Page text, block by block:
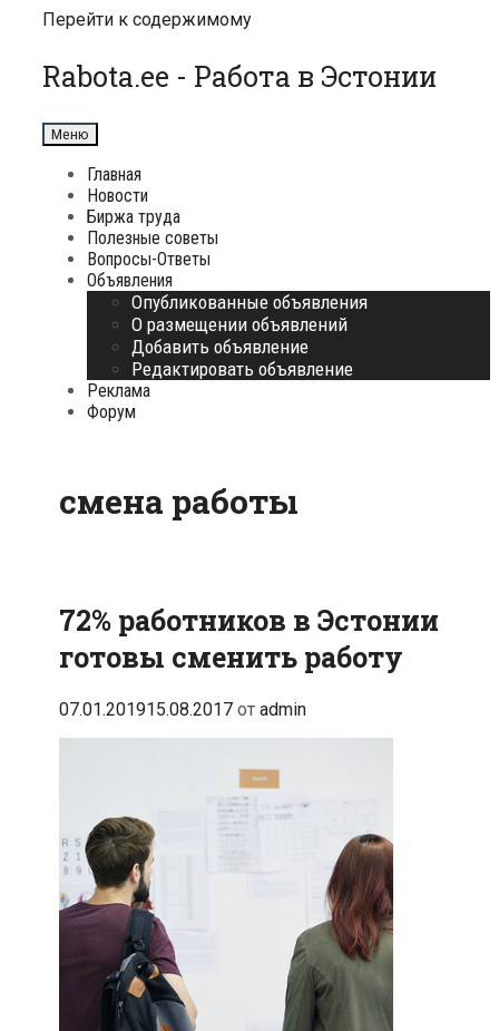
Перейти к содержимому
Rabota.ee - Работа в Эстонии
Меню
Главная
Новости
Биржа труда
Полезные советы
Вопросы-Ответы
Объявления
Опубликованные объявления
О размещении объявлений
Добавить объявление
Редактировать объявление
Реклама
Форум
смена работы
72% работников в Эстонии
готовы сменить работу
07.01.201915.08.2017 от admin